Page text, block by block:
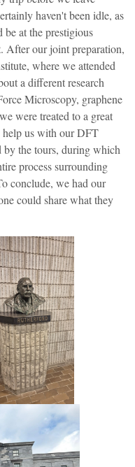
haven't been idle, as
be at the prestigious
our joint preparation,
where we attended
a different research
Microscopy, graphene
were treated to a great
help us with our DFT
the tours, during which
process surrounding
conclude, we had our
could share what they